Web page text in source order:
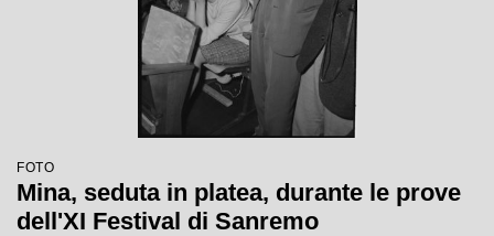
FOTO
Mina, seduta in platea, durante le prove
dell'XI Festival di Sanremo